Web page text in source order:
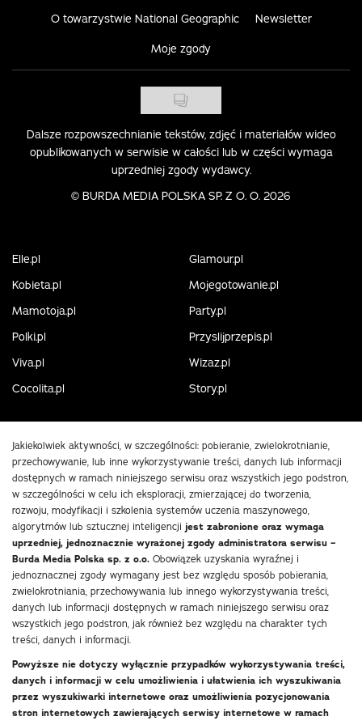
O towarzystwie National Geographic Newsletter
Moje zgody
Dalsze rozpowszechnianie tekstów, zdjęć i materiałów wideo
opublikowanych w serwisie w całości lub w części wymaga
uprzedniej zgody wydawcy.
© BURDA MEDIA POLSKA SP. Z O. O. 2026
Elle.pl
Glamour.pl
Kobieta.pl
Mojegotowanie.pl
Mamotoja.pl
Party.pl
Polki.pl
Przyslijprzepis.pl
Viva.pl
Wizaz.pl
Cocolita.pl
Story.pl
Jakiekolwiek aktywności, w szczególności: pobieranie, zwielokrotnianie,
przechowywanie, lub inne wykorzystywanie treści, danych lub informacji
dostępnych w ramach niniejszego serwisu oraz wszystkich jego podstron,
w szczególności w celu ich eksploracji, zmierzającej do tworzenia,
rozwoju, modyfikacji i szkolenia systemów uczenia maszynowego,
algorytmów lub sztucznej inteligencji jest zabronione oraz wymaga
uprzedniej, jednoznacznie wyrażonej zgody administratora serwisu –
Burda Media Polska sp. z o.o. Obowiązek uzyskania wyraźnej i
jednoznacznej zgody wymagany jest bez względu sposób pobierania,
zwielokrotniania, przechowywania lub innego wykorzystywania treści,
danych lub informacji dostępnych w ramach niniejszego serwisu oraz
wszystkich jego podstron, jak również bez względu na charakter tych
treści, danych i informacji.
Powyższe nie dotyczy wyłącznie przypadków wykorzystywania treści,
danych i informacji w celu umożliwienia i ułatwienia ich wyszukiwania
przez wyszukiwarki internetowe oraz umożliwienia pozycjonowania
stron internetowych zawierających serwisy internetowe w ramach